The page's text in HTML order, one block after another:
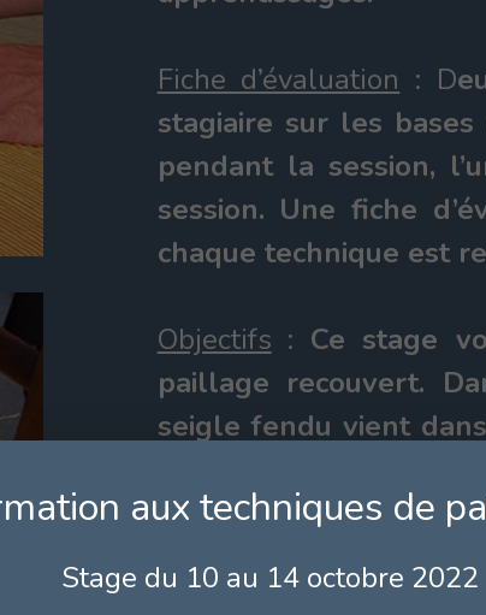
Fiche d’évaluation : D
stagiaire sur les
pendant la session,
session. Une fiche
chaque technique est
Objectifs : Ce stage
paillage recouvert.
seigle fendu vient
Contenu: La matière
Réalisation d’un
aux techniques de
Stage du 10 au 14 octobre 2022